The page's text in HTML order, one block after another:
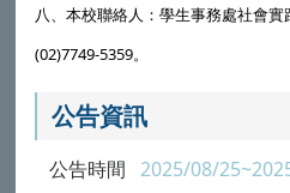
八、本校聯絡人：學生事務處社會實
(02)7749-5359。
公告資訊
公告時間 2025/08/